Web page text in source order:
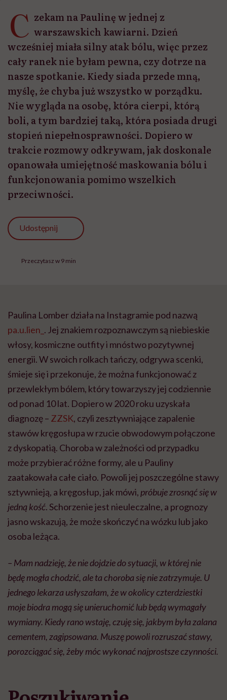
C zekam na Paulinę w jednej z
warszawskich kawiarni. Dzień
wcześniej miała silny atak bólu, więc przez
cały ranek nie byłam pewna, czy dotrze na
nasze spotkanie. Kiedy siada przede mną,
myślę, że chyba już wszystko w porządku.
Nie wygląda na osobę, która cierpi, którą
boli, a tym bardziej taką, która posiada drugi
stopień niepełnosprawności. Dopiero w
trakcie rozmowy odkrywam, jak doskonale
opanowała umiejętność maskowania bólu i
funkcjonowania pomimo wszelkich
przeciwności.
Udostępnij
Przeczytasz w 9 min
Paulina Lomber działa na Instagramie pod nazwą
pa.u.lien_ . Jej znakiem rozpoznawczym są niebieskie
włosy, kosmiczne outfity i mnóstwo pozytywnej
energii. W swoich rolkach tańczy, odgrywa scenki,
śmieje się i przekonuje, że można funkcjonować z
przewlekłym bólem, który towarzyszy jej codziennie
od ponad 10 lat. Dopiero w 2020 roku uzyskała
diagnozę – ZZSK, czyli zesztywniające zapalenie
stawów kręgosłupa w rzucie obwodowym połączone
z dyskopatią. Choroba w zależności od przypadku
może przybierać różne formy, ale u Pauliny
zaatakowała całe ciało. Powoli jej poszczególne stawy
sztywnieją, a kręgosłup, jak mówi, próbuje zrosnąć się w
jedną kość. Schorzenie jest nieuleczalne, a prognozy
jasno wskazują, że może skończyć na wózku lub jako
osoba leżąca.
– Mam nadzieję, że nie dojdzie do sytuacji, w której nie
będę mogła chodzić, ale ta choroba się nie zatrzymuje. U
jednego lekarza usłyszałam, że w okolicy czterdziestki
moje biodra mogą się unieruchomić lub będą wymagały
wymiany. Kiedy rano wstaję, czuję się, jakbym była zalana
cementem, zagipsowana. Muszę powoli rozruszać stawy,
porozciągać się, żeby móc wykonać najprostsze czynności.